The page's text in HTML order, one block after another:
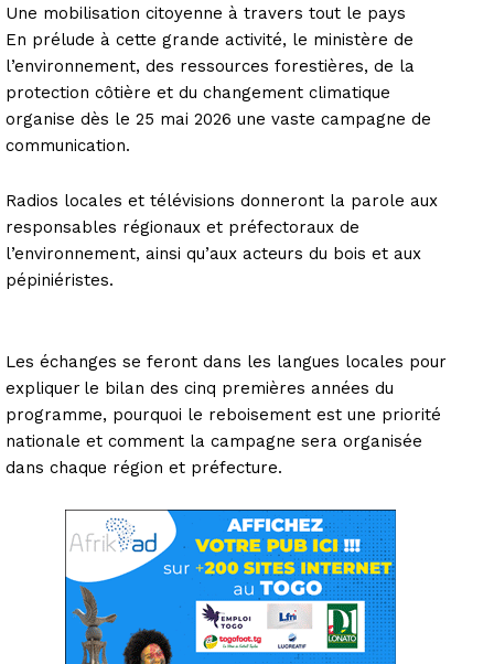
Une mobilisation citoyenne à travers tout le pays
En prélude à cette grande activité, le ministère de
l’environnement, des ressources forestières, de la
protection côtière et du changement climatique
organise dès le 25 mai 2026 une vaste campagne de
communication.
Radios locales et télévisions donneront la parole aux
responsables régionaux et préfectoraux de
l’environnement, ainsi qu’aux acteurs du bois et aux
pépiniéristes.
Les échanges se feront dans les langues locales pour
expliquer le bilan des cinq premières années du
programme, pourquoi le reboisement est une priorité
nationale et comment la campagne sera organisée
dans chaque région et préfecture.